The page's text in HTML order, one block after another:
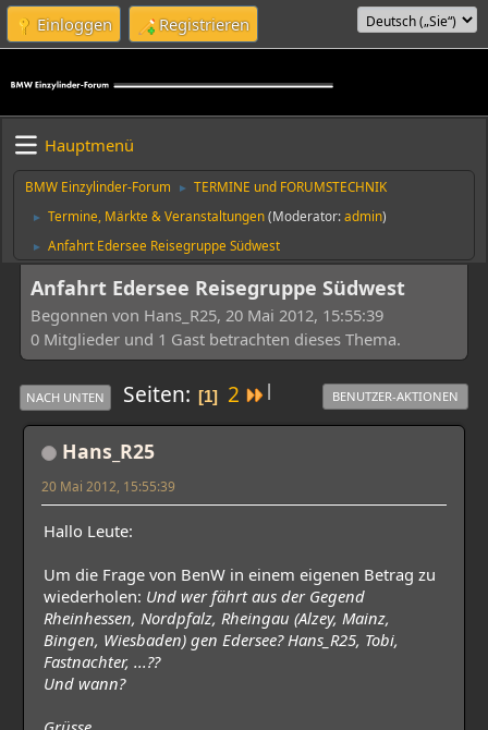
Einloggen Registrieren
Hauptmenü
BMW Einzylinder-Forum ► TERMINE und FORUMSTECHNIK
► Termine, Märkte & Veranstaltungen(Moderator:admin)
► Anfahrt Edersee Reisegruppe Südwest
Anfahrt Edersee Reisegruppe Südwest
Begonnen von Hans_R25, 20 Mai 2012, 15:55:39
0 Mitglieder und 1 Gast betrachten dieses Thema.
|
NACH UNTEN Seiten 1 2 BENUTZER-AKTIONEN
Hans_R25
20 Mai 2012, 15:55:39
Hallo Leute:
Um die Frage von BenW in einem eigenen Betrag zu
wiederholen: Und wer fährt aus der Gegend
Rheinhessen, Nordpfalz, Rheingau (Alzey, Mainz,
Bingen, Wiesbaden) gen Edersee? Hans_R25, Tobi,
Fastnachter, ...??
Und wann?